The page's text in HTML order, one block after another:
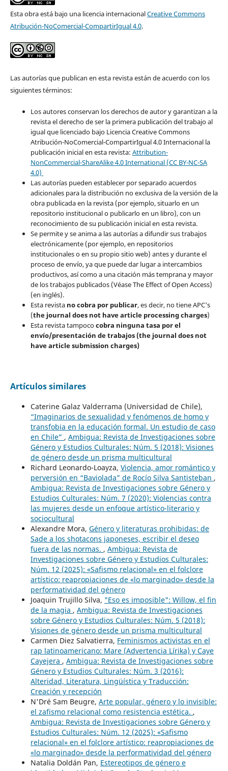
Esta obra está bajo una licencia internacionalCreative Commons
Atribución-NoComercial-CompartirIgual 4.0.
Las autorías que publican en esta revista están de acuerdo con los
siguientes términos:
Los autores conservan los derechos de autor y garantizan a la
revista el derecho de ser la primera publicación del trabajo al
igual que licenciado bajo Licencia Creative Commons
Atribución-NoComercial-CompartirIgual 4.0 Internacional la
publicación inicial en esta revista: Attribution-
NonCommercial-ShareAlike 4.0 International (CC BY-NC-SA
4.0)
Las autorías pueden establecer por separado acuerdos
adicionales para la distribución no exclusiva de la versión de la
obra publicada en la revista (por ejemplo, situarlo en un
repositorio institucional o publicarlo en un libro), con un
reconocimiento de su publicación inicial en esta revista.
Se permite y se anima a las autorías a difundir sus trabajos
electrónicamente (por ejemplo, en repositorios
institucionales o en su propio sitio web) antes y durante el
proceso de envío, ya que puede dar lugar a intercambios
productivos, así como a una citación más temprana y mayor
de los trabajos publicados (Véase The Effect of Open Access)
(en inglés).
Esta revista no cobra por publicar, es decir, no tiene APC's
(the journal does not have article processing charges)
Esta revista tampococobra ninguna tasa por el
envío/presentación de trabajos (the journal does not
have article submission charges)
Artículos similares
Caterine Galaz Valderrama (Universidad de Chile),
“Imaginarios de sexualidad y fenómenos de homo y
transfobia en la educación formal. Un estudio de caso
en Chile” , Ambigua: Revista de Investigaciones sobre
Género y Estudios Culturales: Núm. 5 (2018): Visiones
de género desde un prisma multicultural
Richard Leonardo-Loayza, Violencia, amor romántico y
perversión en “Baviolada” de Rocío Silva Santisteban ,
Ambigua: Revista de Investigaciones sobre Género y
Estudios Culturales: Núm. 7 (2020): Violencias contra
las mujeres desde un enfoque artístico-literario y
sociocultural
Alexandre Mora, Género y literaturas prohibidas: de
Sade a los shotacons japoneses, escribir el deseo
fuera de las normas. , Ambigua: Revista de
Investigaciones sobre Género y Estudios Culturales:
Núm. 12 (2025): «Safismo relacional» en el folclore
artístico: reapropiaciones de «lo marginado» desde la
performatividad del género
Joaquin Trujillo Silva, "Eso es imposible": Willow, el fin
de la magia , Ambigua: Revista de Investigaciones
sobre Género y Estudios Culturales: Núm. 5 (2018):
Visiones de género desde un prisma multicultural
Carmen Diez Salvatierra, Feminismos activistas en el
rap latinoamericano: Mare (Advertencia Lírika) y Caye
Cayejera , Ambigua: Revista de Investigaciones sobre
Género y Estudios Culturales: Núm. 3 (2016):
Alteridad, Literatura, Lingüística y Traducción:
Creación y recepción
N'Dré Sam Beugre, Arte popular, género y lo invisible:
el zafismo relacional como resistencia estética. ,
Ambigua: Revista de Investigaciones sobre Género y
Estudios Culturales: Núm. 12 (2025): «Safismo
relacional» en el folclore artístico: reapropiaciones de
«lo marginado» desde la performatividad del género
Natalia Doldán Pan, Estereotipos de género e